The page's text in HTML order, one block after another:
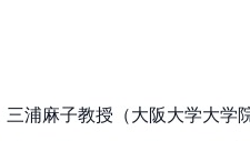
浦麻子教授（大阪大学大